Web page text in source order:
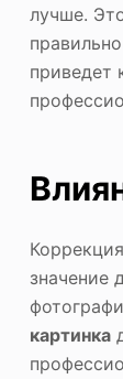
лучше.
приведет
значение
картинка